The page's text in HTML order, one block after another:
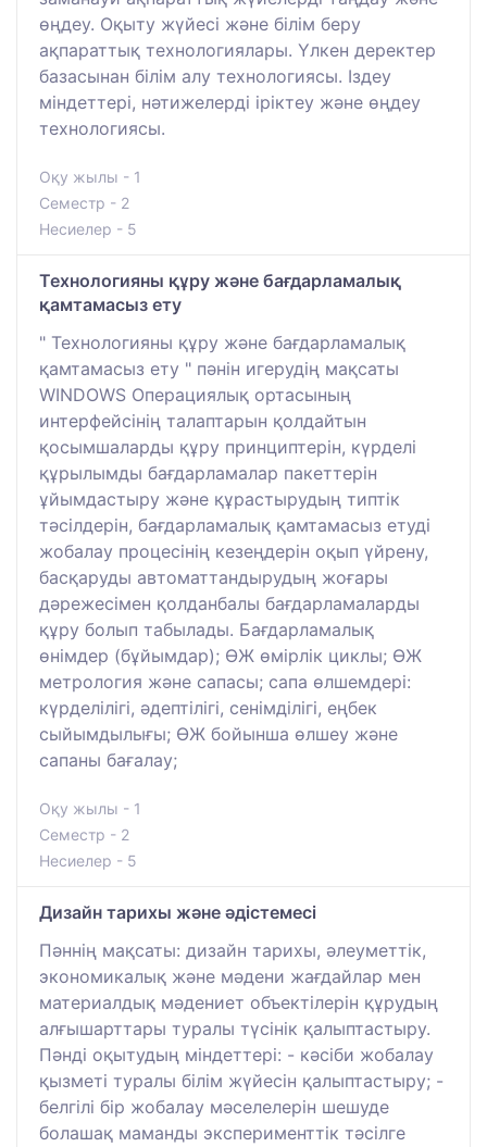
өңдеу. Оқыту жүйесі және білім беру
ақпараттық технологиялары. Үлкен деректер
базасынан білім алу технологиясы. Іздеу
міндеттері, нәтижелерді іріктеу және өңдеу
технологиясы.
Оқу жылы - 1
Семестр - 2
Несиелер - 5
Технологияны құру және бағдарламалық
қамтамасыз ету
" Технологияны құру және бағдарламалық
қамтамасыз ету " пәнін игерудің мақсаты
WINDOWS Операциялық ортасының
интерфейсінің талаптарын қолдайтын
қосымшаларды құру принциптерін, күрделі
құрылымды бағдарламалар пакеттерін
ұйымдастыру және құрастырудың типтік
тәсілдерін, бағдарламалық қамтамасыз етуді
жобалау процесінің кезеңдерін оқып үйрену,
басқаруды автоматтандырудың жоғары
дәрежесімен қолданбалы бағдарламаларды
құру болып табылады. Бағдарламалық
өнімдер (бұйымдар); ӨЖ өмірлік циклы; ӨЖ
метрология және сапасы; сапа өлшемдері:
күрделілігі, әдептілігі, сенімділігі, еңбек
сыйымдылығы; ӨЖ бойынша өлшеу және
сапаны бағалау;
Оқу жылы - 1
Семестр - 2
Несиелер - 5
Дизайн тарихы және әдістемесі
Пәннің мақсаты: дизайн тарихы, әлеуметтік,
экономикалық және мәдени жағдайлар мен
материалдық мәдениет объектілерін құрудың
алғышарттары туралы түсінік қалыптастыру.
Пәнді оқытудың міндеттері: - кәсіби жобалау
қызметі туралы білім жүйесін қалыптастыру; -
белгілі бір жобалау мәселелерін шешуде
болашақ маманды эксперименттік тәсілге